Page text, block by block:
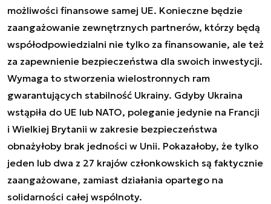
możliwości finansowe samej UE. Konieczne będzie
zaangażowanie zewnętrznych partnerów, którzy będą
współodpowiedzialni nie tylko za finansowanie, ale też
za zapewnienie bezpieczeństwa dla swoich inwestycji.
Wymaga to stworzenia wielostronnych ram
gwarantujących stabilność Ukrainy. Gdyby Ukraina
wstąpiła do UE lub NATO, poleganie jedynie na Francji
i Wielkiej Brytanii w zakresie bezpieczeństwa
obnażyłoby brak jedności w Unii. Pokazałoby, że tylko
jeden lub dwa z 27 krajów członkowskich są faktycznie
zaangażowane, zamiast działania opartego na
solidarności całej wspólnoty.